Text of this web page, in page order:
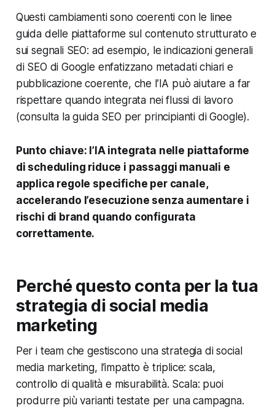
Questi cambiamenti sono coerenti con le linee
guida delle piattaforme sul contenuto strutturato e
sui segnali SEO: ad esempio, le indicazioni generali
di SEO di Google enfatizzano metadati chiari e
pubblicazione coerente, che l’IA può aiutare a far
rispettare quando integrata nei flussi di lavoro
(consulta la guida SEO per principianti di Google).
Punto chiave: l’IA integrata nelle piattaforme
di scheduling riduce i passaggi manuali e
applica regole specifiche per canale,
accelerando l’esecuzione senza aumentare i
rischi di brand quando configurata
correttamente.
Perché questo conta per la tua
strategia di social media
marketing
Per i team che gestiscono una strategia di social
media marketing, l’impatto è triplice: scala,
controllo di qualità e misurabilità. Scala: puoi
produrre più varianti testate per una campagna.